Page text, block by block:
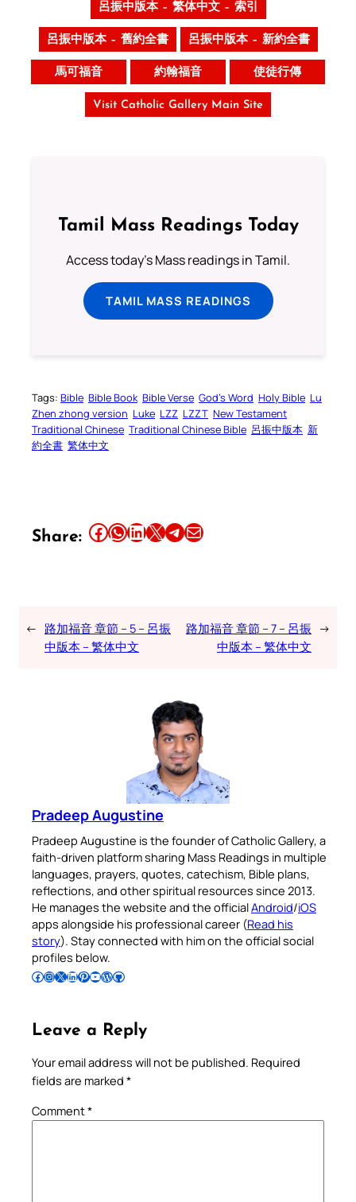
呂振中版本 – 繁体中文 – 索引
呂振中版本 – 舊約全書 呂振中版本 – 新約全書
馬可福音 約翰福音 使徒行傳
Visit Catholic Gallery Main Site
Tamil Mass Readings Today
Access today's Mass readings in Tamil.
TAMIL MASS READINGS
Tags: Bible Bible Book Bible Verse God’s Word Holy Bible Lu
Zhen zhong version Luke LZZ LZZT New Testament
Traditional Chinese Traditional Chinese Bible 呂振中版本 新
約全書 繁体中文
Share: Share this article on Facebook Share this article on WhatsApp Share this article on LinkedIn Share this article on X Share this article on TelegramEmail this Article
← 路加福音 章節 – 5 – 呂振
中版本 – 繁体中文
路加福音 章節 – 7 – 呂振
中版本 – 繁体中文
→
Pradeep Augustine
Pradeep Augustine is the founder of Catholic Gallery, a
faith-driven platform sharing Mass Readings in multiple
languages, prayers, quotes, catechism, Bible plans,
reflections, and other spiritual resources since 2013.
He manages the website and the officialAndroid/iOS
apps alongside his professional career (Read his
story). Stay connected with him on the official social
profiles below.
Follow Pradeep on Facebook Follow Pradeep on InstagramFollow Pradeep on X Follow Pradeep on LinkedIn Follow Pradeep on Pinterest Subscribe to Pradeep’s Youtube Channel Follow Pradeep on WordPress Follow Pradeep on GitHub
Leave a Reply
Your email address will not be published. Required
fields are marked *
Comment*